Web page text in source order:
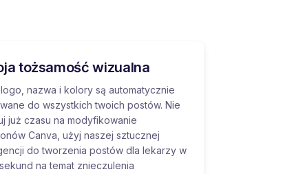
tożsamość wizualna
nazwa i kolory są automatycznie
do wszystkich twoich postów. Nie
już czasu na modyfikowanie
Canva, użyj naszej sztucznej
do tworzenia postów dla lekarzy w
na temat znieczulenia